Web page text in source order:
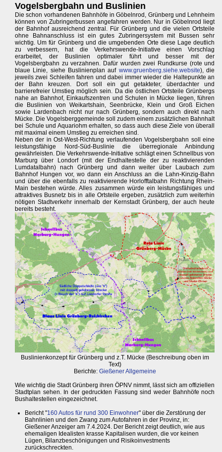
Vogelsbergbahn und Buslinien
Die schon vorhandenen Bahnhöfe in Göbelnrod, Grünberg und Lehnheim
können von Zubringerbussen angefahren werden. Nur in Göbelnrod liegt
der Bahnhof ausreichend zentral. Für Grünberg und die vielen Ortsteile
ohne Bahnanschluss ist ein gutes Zubringersystem mit Bussen sehr
wichtig. Um für Grünberg und die umgebenden Orte diese Lage deutlich
zu verbessern, hat die Verkehrswende-Initiative einen Vorschlag
erarbeitet, der Buslinien optimaler führt und besser mit der
Vogelsbergbahn zu verzahnen. Dafür wurden zwei Rundkurse (rote und
blaue Linie, siehe Buslinienplan auf www.gruenberg.siehe.website), die
jeweils zwei Schleifen fahren und dabei immer wieder die Haltepunkte an
der Bahn kreuzen. Dort soll ein gut getakteter, überdachter und
barrierefreier Umstieg möglich sein. Da die östlichen Ortsteile Grünbergs
nahe an Bahnhof, Einkaufszentren und Schulen in Mücke liegen, führen
die Buslinien von Weikartshain, Seenbrücke, Klein und Groß Eichen
sowie Lardenbach nicht nur nach Grünberg, sondern auch direkt nach
Mücke. Die Vogelsberggemeinde soll zudem einem zusätzlichen Bahnhalt
bei Schule und Aquariohm erhalten, so dass auch diese Ziele von überall
mit maximal einem Umstieg zu erreichen sind.
Neben der in Ost-West-Richtung verlaufenden Vogelsbergbahn soll eine
leistungsfähige Nord-Süd-Buslinie die überregionale Anbindung
gewährleisten. Die Verkehrswende-Initiative schlägt einen Schnellbus von
Marburg über Londorf (mit der Endhaltestelle der zu reaktivierenden
Lumdatalbahn) nach Grünberg und dann weiter über Laubach zum
Bahnhof Hungen vor, wo dann ein Anschluss an die Lahn-Kinzig-Bahn
und über die ebenfalls zu reaktivierende Horlofftalbahn Richtung Rhein-
Main bestehen würde. Alles zusammen würde ein leistungsfähiges und
attraktives Busnetz bis in alle Ortsteile ergeben, zusätzlich zum weiterhin
nötigen Stadtverkehr innerhalb der Kernstadt Grünberg, der auch heute
bereits besteht.
Buslinienkonzept für Grünberg und z.T. Mücke (Beschreibung oben im
Text)
Berichte: Gießener Allgemeine
Wie wichtig die Stadt Grünberg ihren ÖPNV nimmt, lässt sich am offiziellen
Stadtplan sehen. In der gedruckten Fassung sind weder Bahnhöfe noch
Bushaltestellen eingezeichnet.
Bericht "160 Autos für rund 300 Einwohner" über die Zerstörung der
Bahnlinien und den Zwang zum Autofahren in der Provinz, in:
Gießener Anzeiger am 7.4.2024. Der Bericht zeigt deutlich, wie aus
ehemaligen Idealisten krasse Kapitalisen wurden, die vor keinen
Lügen, Bilanzbeschönigungen und Risikoinvestments
zurückschreckten.